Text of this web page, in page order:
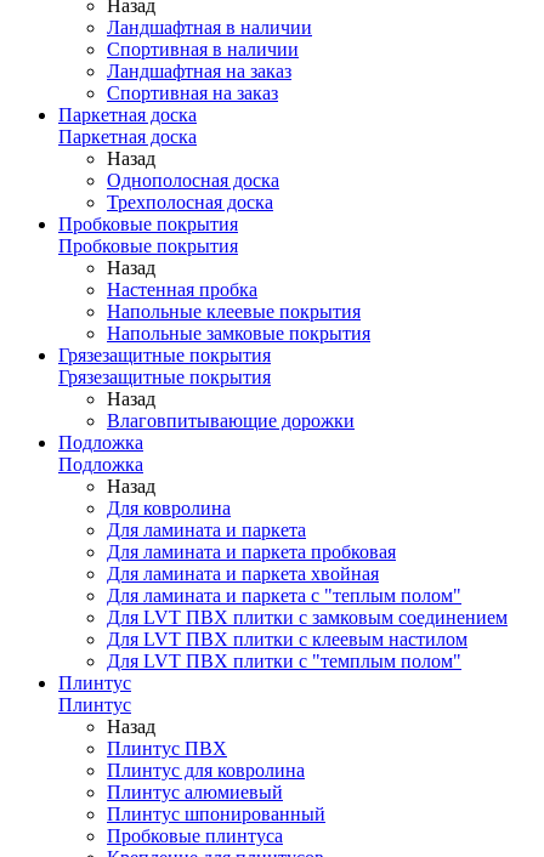
Назад
Ландшафтная в наличии
Спортивная в наличии
Ландшафтная на заказ
Спортивная на заказ
Паркетная доска
Паркетная доска
Назад
Однополосная доска
Трехполосная доска
Пробковые покрытия
Пробковые покрытия
Назад
Настенная пробка
Напольные клеевые покрытия
Напольные замковые покрытия
Грязезащитные покрытия
Грязезащитные покрытия
Назад
Влаговпитывающие дорожки
Подложка
Подложка
Назад
Для ковролина
Для ламината и паркета
Для ламината и паркета пробковая
Для ламината и паркета хвойная
Для ламината и паркета с "теплым полом"
Для LVT ПВХ плитки с замковым соединением
Для LVT ПВХ плитки с клеевым настилом
Для LVT ПВХ плитки с "темплым полом"
Плинтус
Плинтус
Назад
Плинтус ПВХ
Плинтус для ковролина
Плинтус алюмиевый
Плинтус шпонированный
Пробковые плинтуса